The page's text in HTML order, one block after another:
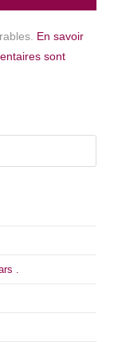
En savoir
sont
.